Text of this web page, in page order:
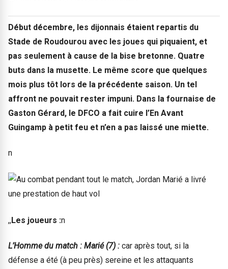
Début décembre, les dijonnais étaient repartis du
Stade de Roudourou avec les joues qui piquaient, et
pas seulement à cause de la bise bretonne. Quatre
buts dans la musette. Le même score que quelques
mois plus tôt lors de la précédente saison. Un tel
affront ne pouvait rester impuni. Dans la fournaise de
Gaston Gérard, le DFCO a fait cuire l’En Avant
Guingamp à petit feu et n’en a pas laissé une miette.
n
,,Les joueurs :n
L’Homme du match : Marié (7) : car après tout, si la
défense a été (à peu près) sereine et les attaquants